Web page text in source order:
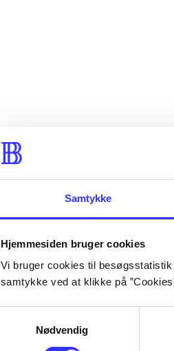
Samtykke
Hjemmesiden bruger cookies
Vi bruger cookies til
samtykke ved at klikke på
Nødvendig
...